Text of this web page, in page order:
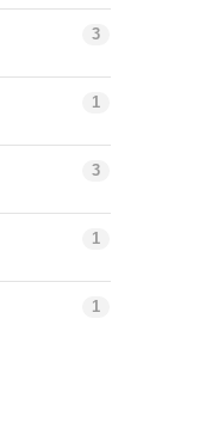
3
1
3
1
1